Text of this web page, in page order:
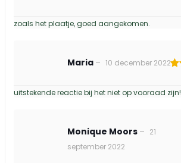
zoals het plaatje, goed aangekomen.
Maria – 10 december 2022
uitstekende reactie bij het niet op vooraad zijn!
Monique Moors – 21
september 2022